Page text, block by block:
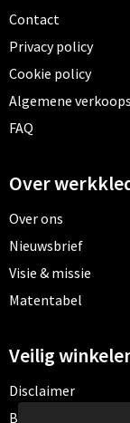
Contact
Privacy policy
Cookie policy
Algemene
FAQ
Over
Over ons
Nieuwsbrief
Visie & missie
Matentabel
Veilig
Disclaimer
Betaalmethoden